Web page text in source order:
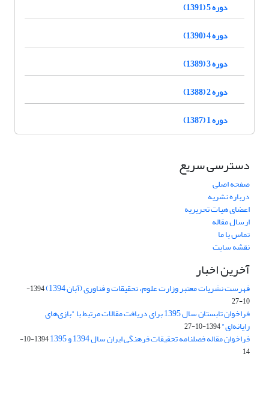
دوره 5 (1391)
دوره 4 (1390)
دوره 3 (1389)
دوره 2 (1388)
دوره 1 (1387)
دسترسی سریع
صفحه اصلی
درباره نشریه
اعضای هیات تحریریه
ارسال مقاله
تماس با ما
نقشه سایت
آخرین اخبار
فهرست نشریات معتبر وزارت علوم، تحقیقات و فناوری (آبان 1394)
1394-
10-27
فراخوان تابستان سال 1395 برای دریافت مقالات مرتبط با "بازی‌های
رایانه‌ای"1394-10-27
فراخوان مقاله فصلنامه تحقیقات فرهنگی ایران سال 1394 و 1395
1394-10-
14